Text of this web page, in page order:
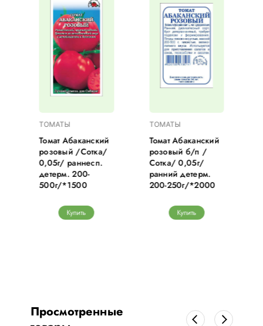
ТОМАТЫ
Томат Абаканский
розовый /Сотка/
0,05г/ раннесп.
детерм. 200-
500г/*1500
Купить
ТОМАТЫ
Томат Абаканский
розовый б/п /
Сотка/ 0,05г/
ранний детерм.
200-250г/*2000
Купить
Просмотренные